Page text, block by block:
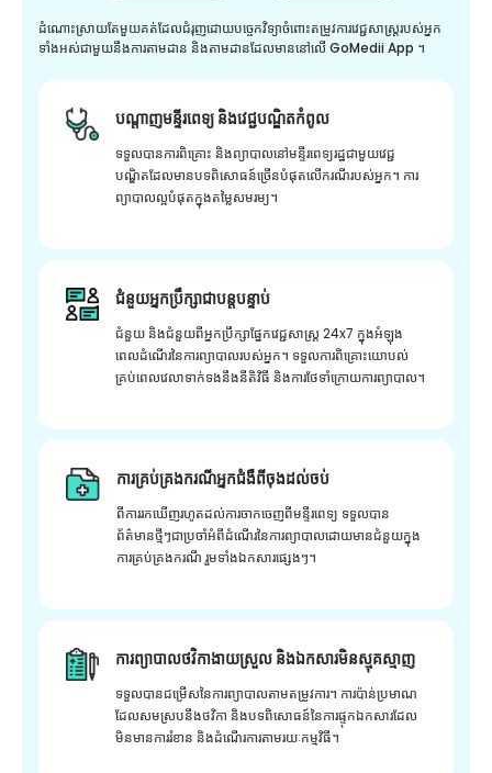
ដំណោះស្រាយតែមួយគត់ដែលជំរុញដោយបច្ចេកវិទ្យាចំពោះតម្រូវការវេជ្ជសាស្រ្តរបស់អ្នក
ទាំងអស់ជាមួយនឹងការតាមដាន និងតាមដានដែលមាននៅលើ GoMedii App ។
បណ្តាញមន្ទីរពេទ្យ និងវេជ្ជបណ្ឌិតកំពូល
ទទួលបានការពិគ្រោះ និងព្យាបាលនៅមន្ទីរពេទ្យរដ្ឋជាមួយវេជ្ជ
បណ្ឌិតដែលមានបទពិសោធន៍ច្រើនបំផុតលើករណីរបស់អ្នក។ ការ
ព្យាបាលល្អបំផុតក្នុងតម្លៃសមរម្យ។
ជំនួយអ្នកប្រឹក្សាជាបន្តបន្ទាប់
ជំនួយ និងជំនួយពីអ្នកប្រឹក្សាផ្នែកវេជ្ជសាស្រ្ត 24x7 ក្នុងអំឡុង
ពេលដំណើរនៃការព្យាបាលរបស់អ្នក។ ទទួលការពិគ្រោះយោបល់
គ្រប់ពេលវេលាទាក់ទងនឹងនីតិវិធី និងការថែទាំក្រោយការព្យាបាល។
ការគ្រប់គ្រងករណីអ្នកជំងឺពីចុងដល់ចប់
ពីការរកឃើញរហូតដល់ការចាកចេញពីមន្ទីរពេទ្យ ទទួលបាន
ព័ត៌មានថ្មីៗជាប្រចាំអំពីដំណើរនៃការព្យាបាលដោយមានជំនួយក្នុង
ការគ្រប់គ្រងករណី រួមទាំងឯកសារផ្សេងៗ។
ការព្យាបាលថវិកាងាយស្រួល និងឯកសារមិនស្មុគស្មាញ
ទទួលបានជម្រើសនៃការព្យាបាលតាមតម្រូវការ។ ការប៉ាន់ប្រមាណ
ដែលសមស្របនឹងថវិកា និងបទពិសោធន៍នៃការផ្ទុកឯកសារដែល
មិនមានការរំខាន និងដំណើរការតាមរយៈកម្មវិធី។